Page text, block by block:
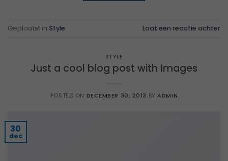
Geplaatst in Style Laat een reactie achter
STYLE
Just a cool blog post with Images
POSTED ON DECEMBER 30, 2013 BYADMIN
30
dec